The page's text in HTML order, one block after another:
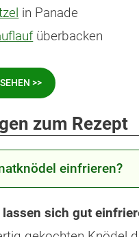
in Panade
überbacken
>>
zum Rezept
einfrieren?
lassen sich gut